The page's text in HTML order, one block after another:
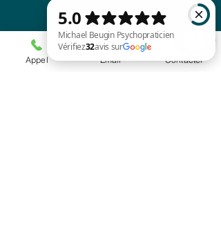
07 63 21 37 80
Appel Email Contacter